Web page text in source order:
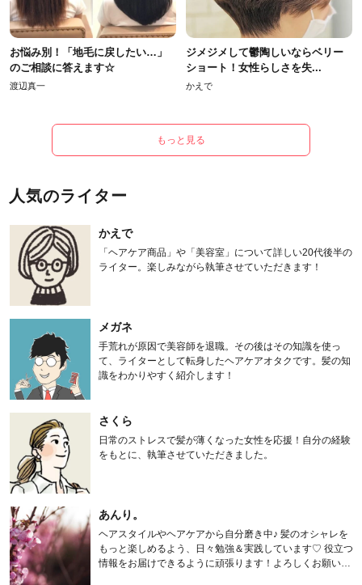
お悩み別！「地毛に戻したい…」
のご相談に答えます☆
渡辺真一
ジメジメして鬱陶しいならベリー
ショート！女性らしさを失...
かえで
もっと見る
人気のライター
かえで
「ヘアケア商品」や「美容室」について詳しい20代後半の
ライター。楽しみながら執筆させていただきます！
メガネ
手荒れが原因で美容師を退職。その後はその知識を使っ
て、ライターとして転身したヘアケアオタクです。髪の知
識をわかりやすく紹介します！
さくら
日常のストレスで髪が薄くなった女性を応援！自分の経験
をもとに、執筆させていただきました。
あんり。
ヘアスタイルやヘアケアから自分磨き中♪ 髪のオシャレを
もっと楽しめるよう、日々勉強＆実践しています♡ 役立つ
情報をお届けできるように頑張ります！よろしくお願いし